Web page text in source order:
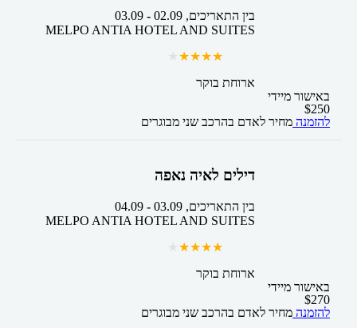
בין התאריכים, -
03.09
MELPO ANTIA HOTEL AND SUITES
ארוחת בוקר
באישור מיידי
$250
להזמנה מחיר לאדם בהרכב שני מבוגרים
דילים לאיה נאפה
בין התאריכים, -
04.09
MELPO ANTIA HOTEL AND SUITES
ארוחת בוקר
באישור מיידי
$270
להזמנה מחיר לאדם בהרכב שני מבוגרים